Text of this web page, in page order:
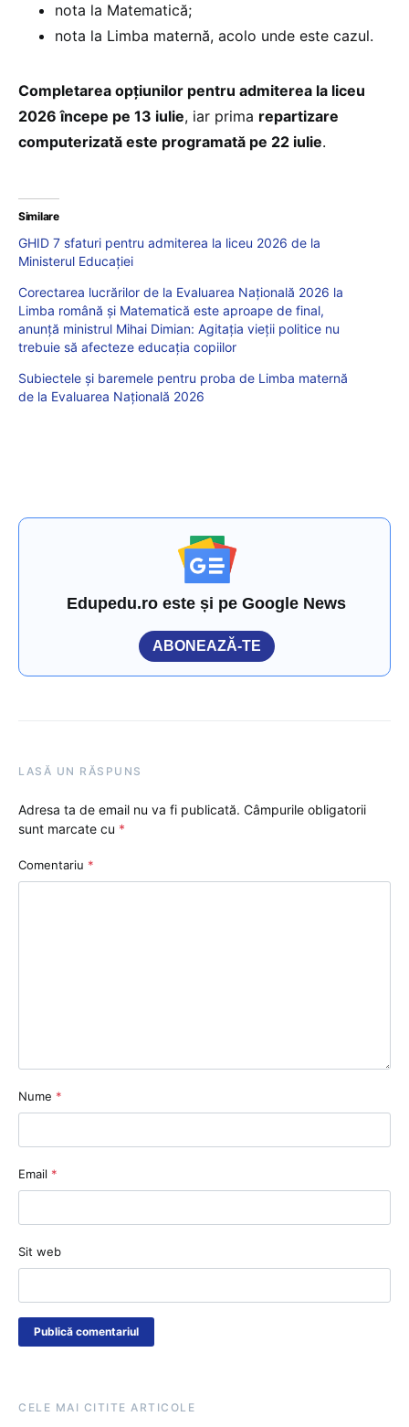
nota la Matematică;
nota la Limba maternă, acolo unde este cazul.
Completarea opțiunilor pentru admiterea la liceu
2026 începe pe 13 iulie, iar prima repartizare
computerizată este programată pe 22 iulie.
Similare
GHID 7 sfaturi pentru admiterea la liceu 2026 de la
Ministerul Educației
Corectarea lucrărilor de la Evaluarea Națională 2026 la
Limba română și Matematică este aproape de final,
anunță ministrul Mihai Dimian: Agitația vieții politice nu
trebuie să afecteze educația copiilor
Subiectele și baremele pentru proba de Limba maternă
de la Evaluarea Națională 2026
Edupedu.ro este și pe Google News
ABONEAZĂ-TE
LASĂ UN RĂSPUNS
Adresa ta de email nu va fi publicată. Câmpurile obligatorii
sunt marcate cu *
Comentariu *
Nume *
Email *
Sit web
CELE MAI CITITE ARTICOLE